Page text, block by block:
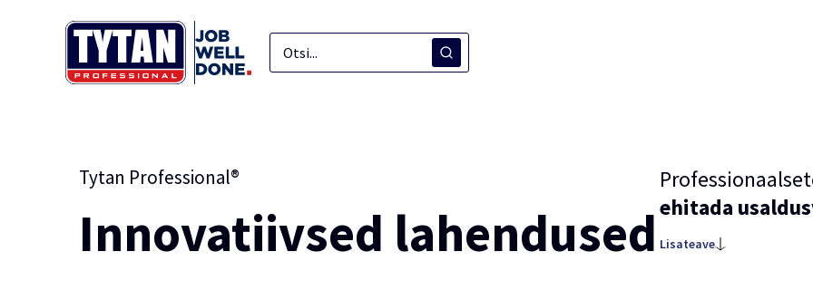
Tytan Professional®
Innovatiivsed lahendusedehitada
Lisateave